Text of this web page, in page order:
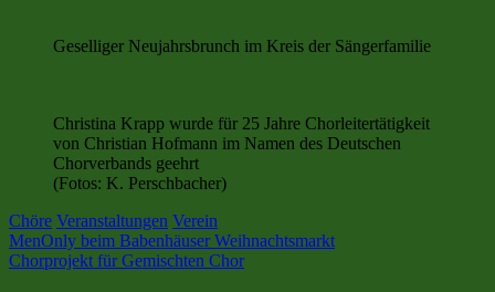
Geselliger Neujahrsbrunch im Kreis der Sängerfamilie
Christina Krapp wurde für 25 Jahre Chorleitertätigkeit
von Christian Hofmann im Namen des Deutschen
Chorverbands geehrt
(Fotos: K. Perschbacher)
Chöre Veranstaltungen Verein
Beitragsnavigation
Vorheriger
Beitrag:
MenOnly beim Babenhäuser Weihnachtsmarkt
Nächster
Chorprojekt für Gemischten Chor